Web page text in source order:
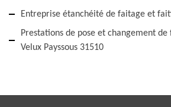
Entreprise étanchéité de faitage et
Prestations de pose et changement
Velux Payssous 31510